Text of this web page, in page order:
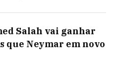
Salah vai ganhar
que Neymar em novo